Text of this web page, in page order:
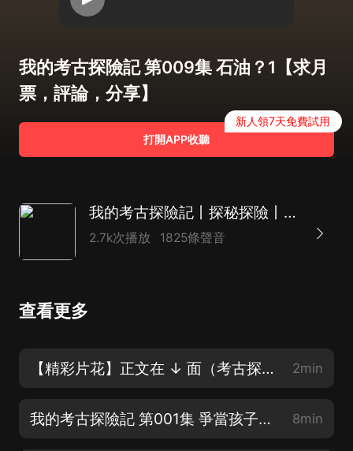
我的考古探險記 第009集 石油？1【求月
票，評論，分享】
打開APP收聽
新人領7天免費試用
我的考古探險記丨探秘探險丨風水玄學丨紫襟劇社制作|多人有聲劇
2.7k次播放 1825條聲音
查看更多
【精彩片花】正文在 ↓ 面（考古探險開啟~） 2min
我的考古探險記 第001集 爭當孩子王1【超精彩新作，嘎嘎好聽】 8min